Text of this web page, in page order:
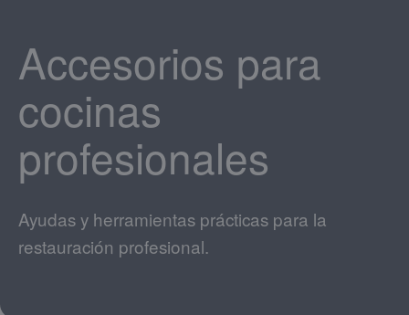
Accesorios para
cocinas
profesionales
Ayudas y herramientas prácticas para la
restauración profesional.